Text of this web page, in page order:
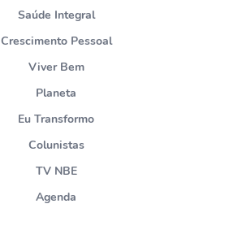
Saúde Integral
Crescimento Pessoal
Viver Bem
Planeta
Eu Transformo
Colunistas
TV NBE
Agenda